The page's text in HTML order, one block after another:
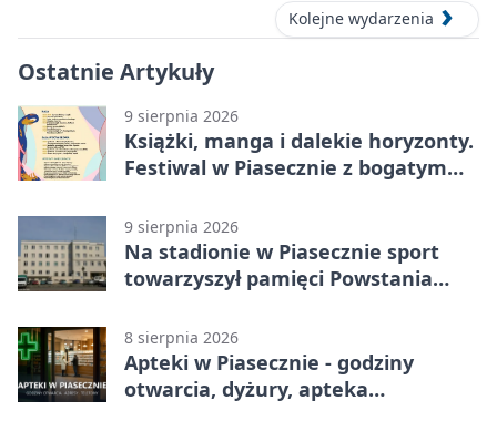
Kolejne wydarzenia
Ostatnie Artykuły
9 sierpnia 2026
Książki, manga i dalekie horyzonty.
Festiwal w Piasecznie z bogatym
9 sierpnia 2026
Na stadionie w Piasecznie sport
towarzyszył pamięci Powstania
8 sierpnia 2026
Apteki w Piasecznie - godziny
otwarcia, dyżury, apteka